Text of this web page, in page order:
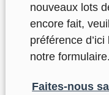
nouveaux lots
encore fait,
préférence
notre formulaire.
Faites-nous